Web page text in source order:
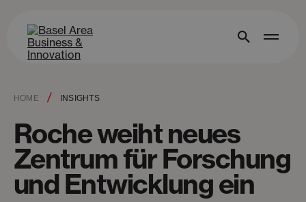
HOME / INSIGHTS
Roche weiht neues
Zentrum für Forschung
und Entwicklung ein